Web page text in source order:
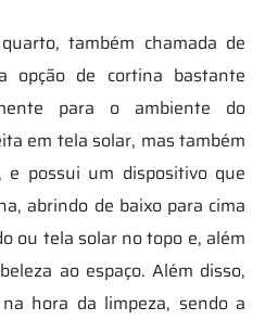
também chamada de
opção de cortina bastante
para o ambiente do
em tela solar, mas também
e possui um dispositivo que
abrindo de baixo para cima
ou tela solar no topo e, além
ao espaço. Além disso,
hora da limpeza, sendo a